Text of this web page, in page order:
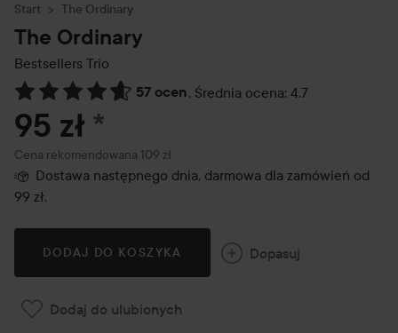
Start The Ordinary
The Ordinary
Bestsellers Trio
57 ocen, Średnia ocena: 4.7
Przejdź do Recenzje i komentarze
95 zł *
Cena rekomendowana 109 zł
Zalecana cena 109 zł
Dostawa następnego dnia, darmowa dla zamówień od
99 zł.
DODAJ DO KOSZYKA Dopasuj
Dodaj do ulubionych